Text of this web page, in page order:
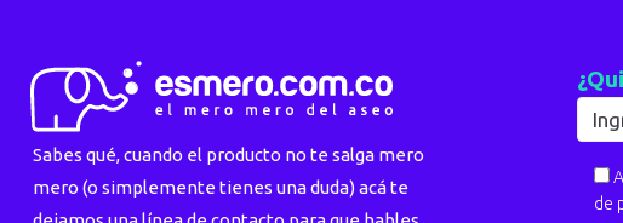
Sabes qué, cuando el producto no te salga mero
mero (o simplemente tienes una duda) acá te
de